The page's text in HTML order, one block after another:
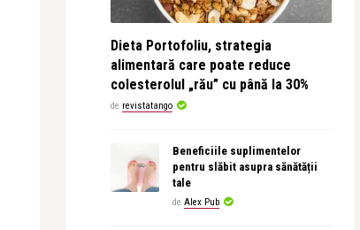
Dieta Portofoliu, strategia
alimentară care poate reduce
colesterolul „rău” cu până la 30%
de revistatango
Beneficiile suplimentelor
pentru slăbit asupra sănătății
tale
de Alex Pub